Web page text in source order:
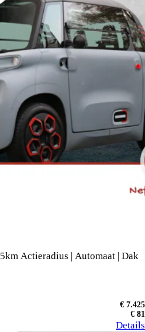
Actieradius | Automaat | Dak
€ 7.425
€ 81
Details